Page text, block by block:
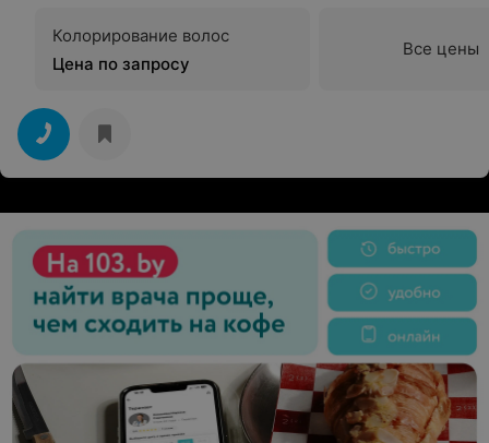
Колорирование волос
Цена по запросу
Все цены